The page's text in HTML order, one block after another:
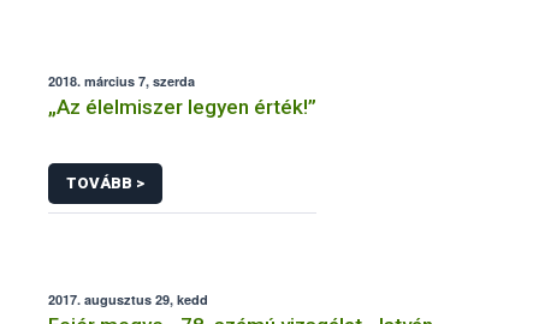
2018. március 7, szerda
„Az élelmiszer legyen érték!”
TOVÁBB >
2017. augusztus 29, kedd